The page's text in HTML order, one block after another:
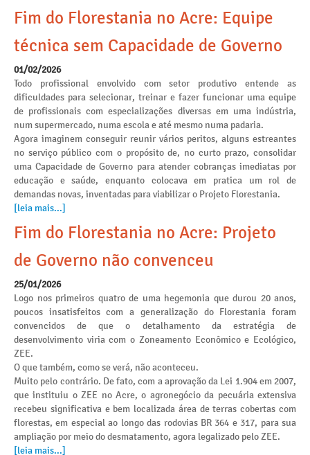
Fim do Florestania no Acre: Equipe
técnica sem Capacidade de Governo
01/02/2026
Todo profissional envolvido com setor produtivo entende as
dificuldades para selecionar, treinar e fazer funcionar uma equipe
de profissionais com especializações diversas em uma indústria,
num supermercado, numa escola e até mesmo numa padaria.
Agora imaginem conseguir reunir vários peritos, alguns estreantes
no serviço público com o propósito de, no curto prazo, consolidar
uma Capacidade de Governo para atender cobranças imediatas por
educação e saúde, enquanto colocava em pratica um rol de
demandas novas, inventadas para viabilizar o Projeto Florestania.
[leia mais...]
Fim do Florestania no Acre: Projeto
de Governo não convenceu
25/01/2026
Logo nos primeiros quatro de uma hegemonia que durou 20 anos,
poucos insatisfeitos com a generalização do Florestania foram
convencidos de que o detalhamento da estratégia de
desenvolvimento viria com o Zoneamento Econômico e Ecológico,
ZEE.
O que também, como se verá, não aconteceu.
Muito pelo contrário. De fato, com a aprovação da Lei 1.904 em 2007,
que instituiu o ZEE no Acre, o agronegócio da pecuária extensiva
recebeu significativa e bem localizada área de terras cobertas com
florestas, em especial ao longo das rodovias BR 364 e 317, para sua
ampliação por meio do desmatamento, agora legalizado pelo ZEE.
[leia mais...]